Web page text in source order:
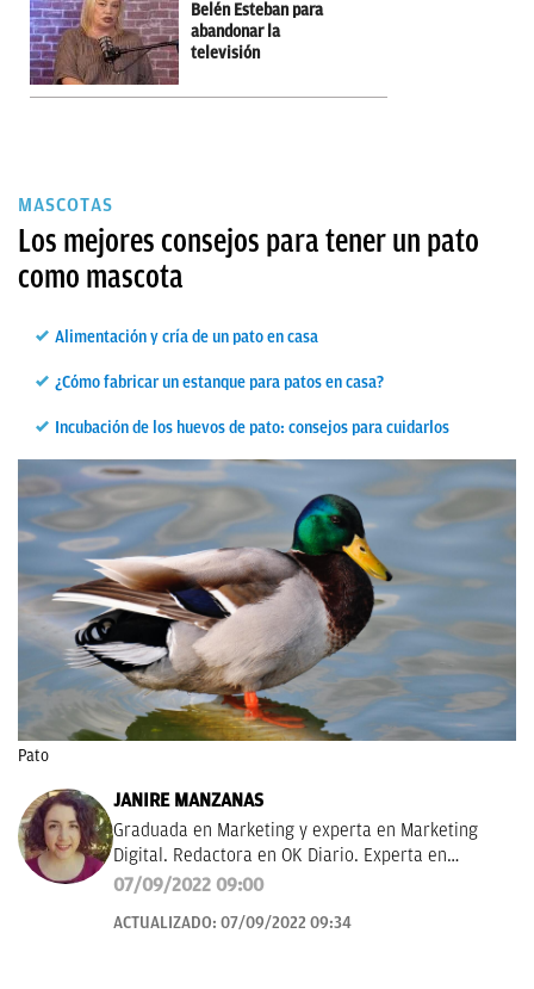
Belén Esteban para
abandonar la
televisión
MASCOTAS
Los mejores consejos para tener un pato
como mascota
Alimentación y cría de un pato en casa
¿Cómo fabricar un estanque para patos en casa?
Incubación de los huevos de pato: consejos para cuidarlos
Pato
JANIRE MANZANAS
Graduada en Marketing y experta en Marketing
Digital. Redactora en OK Diario. Experta en
curiosidades, mascotas, consumo y Lotería de
07/09/2022 09:00
ACTUALIZADO: 07/09/2022 09:34